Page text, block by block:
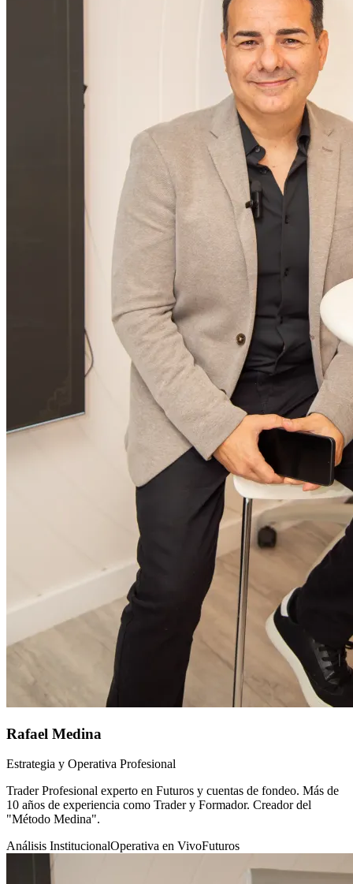
Rafael Medina
Estrategia y Operativa Profesional
Trader Profesional experto en Futuros y cuentas de fondeo. Más de
10 años de experiencia como Trader y Formador. Creador del
"Método Medina".
Análisis InstitucionalOperativa en VivoFuturos